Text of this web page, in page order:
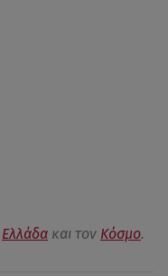
Ελλάδα και τον Κόσμο.